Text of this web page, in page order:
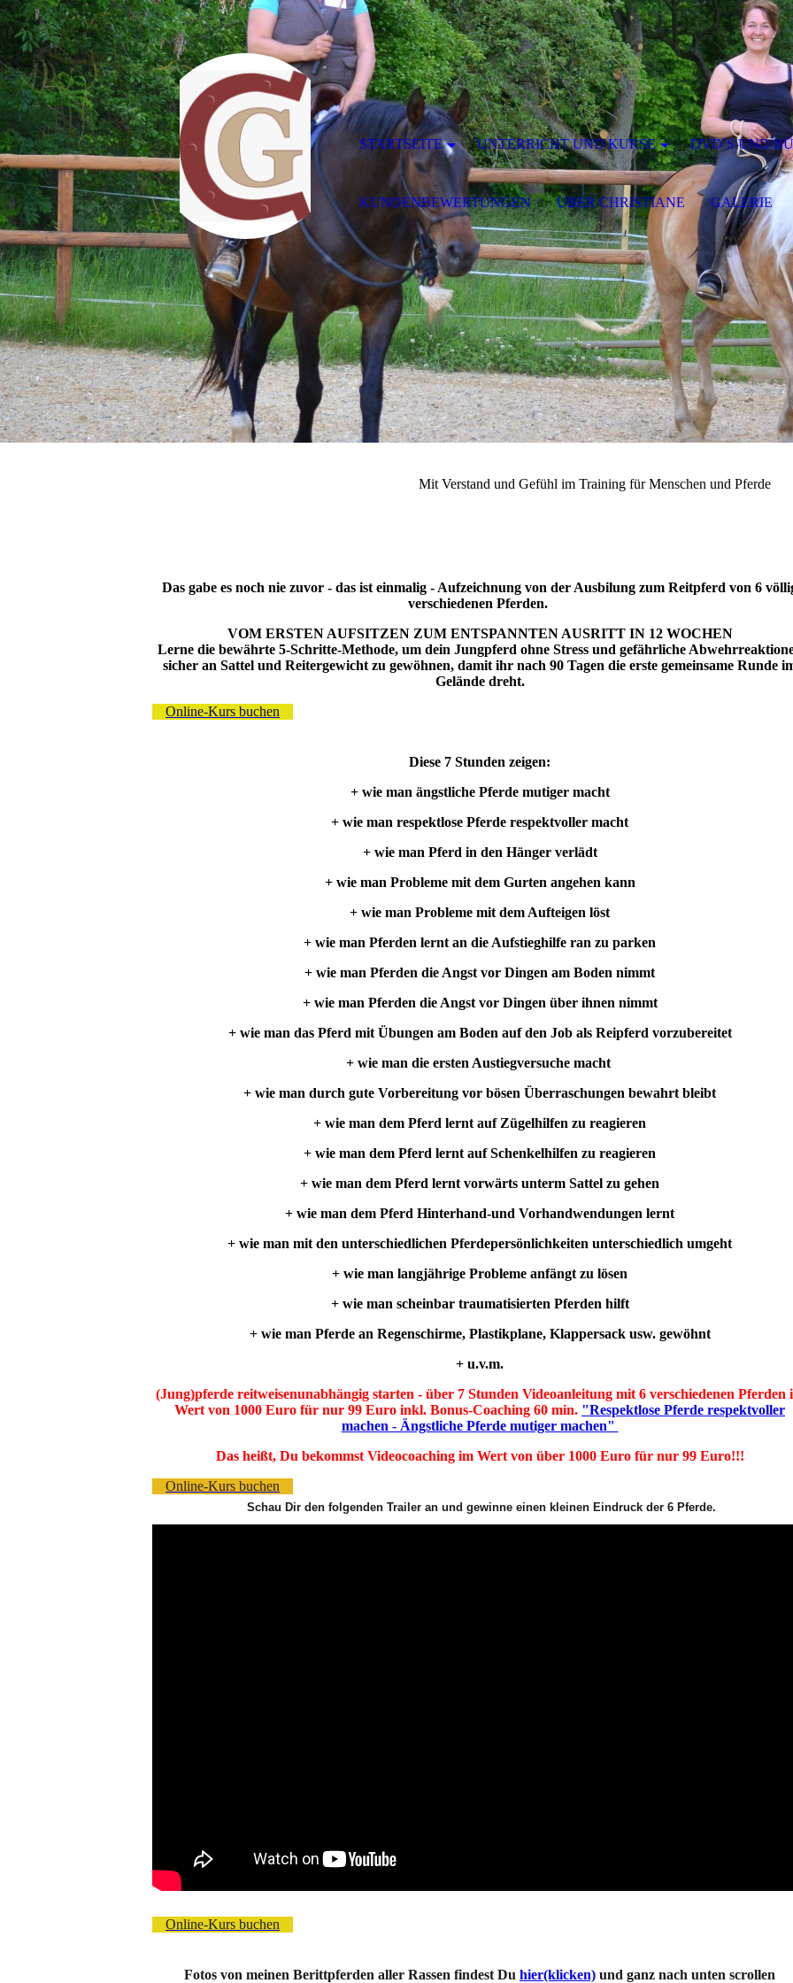
Mit Verstand und Gefühl im Training für Menschen und Pferde
Das gabe es noch nie zuvor - das ist einmalig - Aufzeichnung von der Ausbilung zum Reitpferd von 6
verschiedenen Pferden.
VOM ERSTEN AUFSITZEN ZUM ENTSPANNTEN AUSRITT IN 12 WOCHEN
Lerne die bewährte 5-Schritte-Methode, um dein Jungpferd ohne Stress und gefährliche
sicher an Sattel und Reitergewicht zu gewöhnen, damit ihr nach 90 Tagen die erste gemeinsame Runde
Gelände dreht.
Online-Kurs buchen
Diese 7 Stunden zeigen:
+ wie man ängstliche Pferde mutiger macht
+ wie man respektlose Pferde respektvoller macht
+ wie man Pferd in den Hänger verlädt
+ wie man Probleme mit dem Gurten angehen kann
+ wie man Probleme mit dem Aufteigen löst
+ wie man Pferden lernt an die Aufstieghilfe ran zu parken
+ wie man Pferden die Angst vor Dingen am Boden nimmt
+ wie man Pferden die Angst vor Dingen über ihnen nimmt
+ wie man das Pferd mit Übungen am Boden auf den Job als Reipferd vorzubereitet
+ wie man die ersten Austiegversuche macht
+ wie man durch gute Vorbereitung vor bösen Überraschungen bewahrt bleibt
+ wie man dem Pferd lernt auf Zügelhilfen zu reagieren
+ wie man dem Pferd lernt auf Schenkelhilfen zu reagieren
+ wie man dem Pferd lernt vorwärts unterm Sattel zu gehen
+ wie man dem Pferd Hinterhand-und Vorhandwendungen lernt
+ wie man mit den unterschiedlichen Pferdepersönlichkeiten unterschiedlich umgeht
+ wie man langjährige Probleme anfängt zu lösen
+ wie man scheinbar traumatisierten Pferden hilft
+ wie man Pferde an Regenschirme, Plastikplane, Klappersack usw. gewöhnt
+ u.v.m.
(Jung)pferde reitweisenunabhängig starten - über 7 Stunden Videoanleitung mit 6 verschiedenen Pferden
Wert von 1000 Euro für nur 99 Euro inkl. Bonus-Coaching 60 min. "Respektlose Pferde respektvoller
machen - Ängstliche Pferde mutiger machen"
Das heißt, Du bekommst Videocoaching im Wert von über 1000 Euro für nur 99 Euro!!!
Online-Kurs buchen
Schau Dir den folgenden Trailer an und gewinne einen kleinen Eindruck der 6 Pferde.
Online-Kurs buchen
Fotos von meinen Berittpferden aller Rassen findest Du hier(klicken) und ganz nach unten scrollen
STARTSEITE UNTERRICHT UND KURSE DVD´S UND
KUNDENBEWERTUNGEN ÜBER CHRISTIANE GALERIE